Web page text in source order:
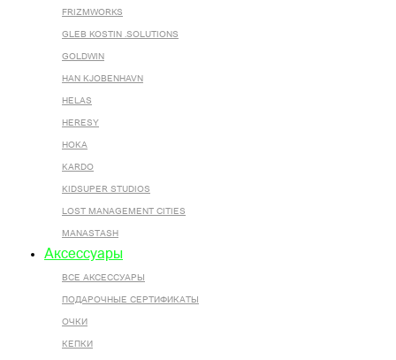
FRIZMWORKS
GLEB KOSTIN .SOLUTIONS
GOLDWIN
HAN KJOBENHAVN
HELAS
HERESY
HOKA
KARDO
KIDSUPER STUDIOS
LOST MANAGEMENT CITIES
MANASTASH
Аксессуары
ВСЕ AКСЕССУАРЫ
ПОДАРОЧНЫЕ СЕРТИФИКАТЫ
ОЧКИ
КЕПКИ